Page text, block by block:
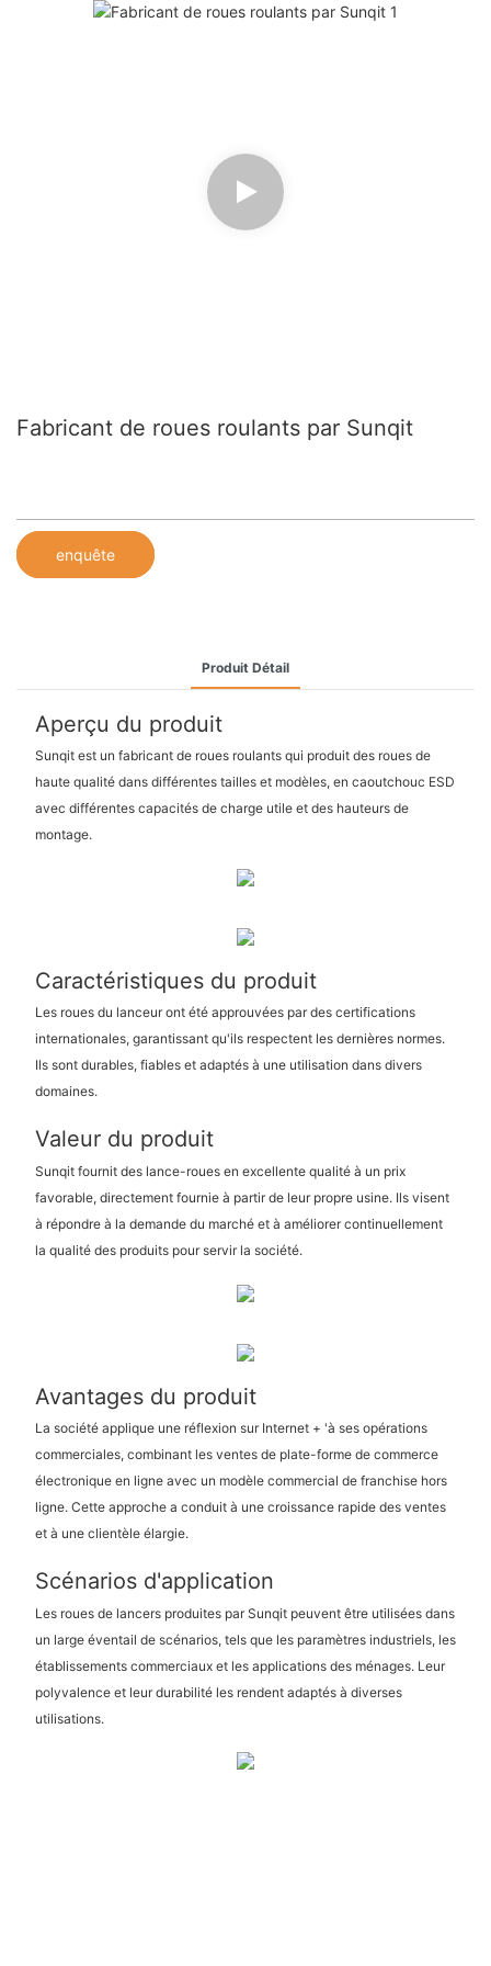
Fabricant de roues roulants par Sunqit
enquête
Produit Détail
Aperçu du produit
Sunqit est un fabricant de roues roulants qui produit des roues de
haute qualité dans différentes tailles et modèles, en caoutchouc ESD
avec différentes capacités de charge utile et des hauteurs de
montage.
Caractéristiques du produit
Les roues du lanceur ont été approuvées par des certifications
internationales, garantissant qu'ils respectent les dernières normes.
Ils sont durables, fiables et adaptés à une utilisation dans divers
domaines.
Valeur du produit
Sunqit fournit des lance-roues en excellente qualité à un prix
favorable, directement fournie à partir de leur propre usine. Ils visent
à répondre à la demande du marché et à améliorer continuellement
la qualité des produits pour servir la société.
Avantages du produit
La société applique une réflexion sur Internet + 'à ses opérations
commerciales, combinant les ventes de plate-forme de commerce
électronique en ligne avec un modèle commercial de franchise hors
ligne. Cette approche a conduit à une croissance rapide des ventes
et à une clientèle élargie.
Scénarios d'application
Les roues de lancers produites par Sunqit peuvent être utilisées dans
un large éventail de scénarios, tels que les paramètres industriels, les
établissements commerciaux et les applications des ménages. Leur
polyvalence et leur durabilité les rendent adaptés à diverses
utilisations.